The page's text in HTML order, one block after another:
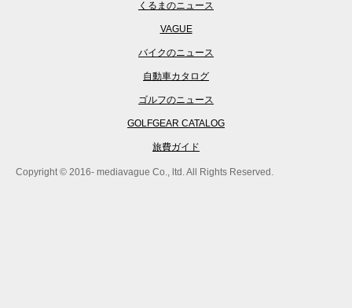
くるまのニュース
VAGUE
バイクのニュース
自動車カタログ
ゴルフのニュース
GOLFGEAR CATALOG
旅費ガイド
Copyright © 2016- mediavague Co., ltd. All Rights Reserved.